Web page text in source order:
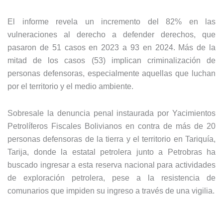
El informe revela un incremento del 82% en las
vulneraciones al derecho a defender derechos, que
pasaron de 51 casos en 2023 a 93 en 2024. Más de la
mitad de los casos (53) implican criminalización de
personas defensoras, especialmente aquellas que luchan
por el territorio y el medio ambiente.
Sobresale la denuncia penal instaurada por Yacimientos
Petrolíferos Fiscales Bolivianos en contra de más de 20
personas defensoras de la tierra y el territorio en Tariquía,
Tarija, donde la estatal petrolera junto a Petrobras ha
buscado ingresar a esta reserva nacional para actividades
de exploración petrolera, pese a la re­sistencia de
comunarios que impiden su ingreso a través de una vigilia.